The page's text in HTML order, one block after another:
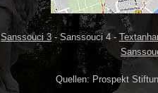
Sanssouci 3- Sanssouci 4 -
Quellen: Prospekt